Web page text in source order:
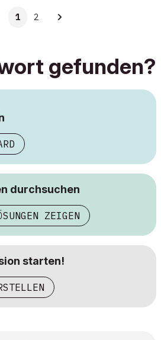
1 2
gefunden?
durchsuchen
ZEIGEN
starten!